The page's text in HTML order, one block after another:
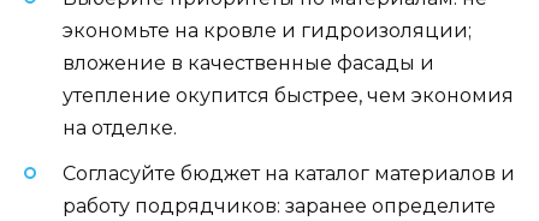
экономьте на кровле и гидроизоляции;
вложение в качественные фасады и
утепление окупится быстрее, чем экономия
на отделке.
Согласуйте бюджет на каталог материалов и
работу подрядчиков: заранее определите